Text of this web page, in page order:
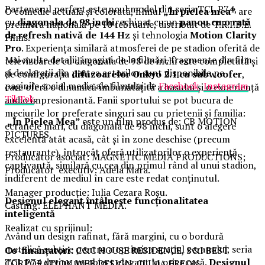
Partenerul perfect este noul model din seria TCL P74,
cudiagonala de 98 inchi, echipat cu unpanou cu o rată
de refresh nativă de 144 Hz și tehnologiaMotion Clarity
Pro. Experiența similară atmosferei de pe stadion oferită de
televizoarele cu diagonala de 98 de inchi este completată și
de configurația difuzoarelor Onkyo 2.1 cu subwoofer,
care oferă o dinamică îmbunătățită a basului și o experiență
audio impresionantă. Fanii sportului se pot bucura de
meciurile lor preferate singuri sau cu prietenii și familia:
ecranele mari, cu diagonala de 98 inchi, sunt o alegere
excelentă atât acasă, cât și în zone deschise (precum
restaurante), întrucât oferă utilizatorilor o experiență
captivantă, similară cu cea din primul rând al unui stadion,
indiferent de mediul în care este redat conținutul.
Designul elegant întâlnește funcționalitatea
inteligentă
Având un design rafinat, fără margini, cu o bordură
metalică subțire pentru a optimiza spațiul ecranului, seria
TCL P74 devine un obiect elegant în orice casă.Designul
O comedie actuală și colorată, filmul„În pielea mea” are
premiera națională pe 10 februarie, distribuit de T.R.I.B.E.
Films.
Mai multe detalii, imagini de la filmări, fragmente din film
și declarații din partea actorilor sunt disponibile pe
paginile social media ale filmului deFacebook,Instagram,
TikTok.
„În Pielea Mea”este un film produs de: CB MOTION
PICTURES.
Producător asociat: MAGNETIC MEDIA PRODUCTIONS;
Producător executiv: Adela Mara.
Manager producție: Iulia Cezara Roșu.
Casting: ELEPHANT MEDIA.
Realizat cu sprijinul:
Co-finanțatori: C&C HOUSE RESIDENCE, S&I BEST